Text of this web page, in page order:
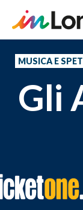
principale
MUSICA E
Gli